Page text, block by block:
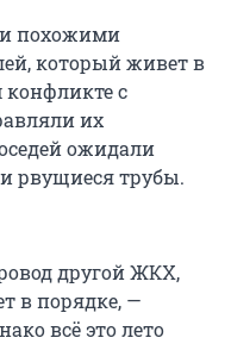
и похожими
который живет в
конфликте с
их
ожидали
рвущиеся трубы.
другой ЖКХ,
в порядке, —
всё это лето